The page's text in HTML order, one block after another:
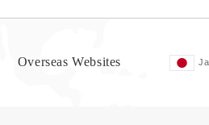
Overseas Websites